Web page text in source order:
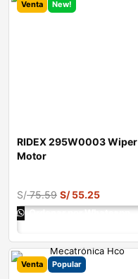
Venta New!
RIDEX 295W0003 Wiper
Motor
S/75.59 S/55.25
Ordenar por Whatsapp
Venta Popular